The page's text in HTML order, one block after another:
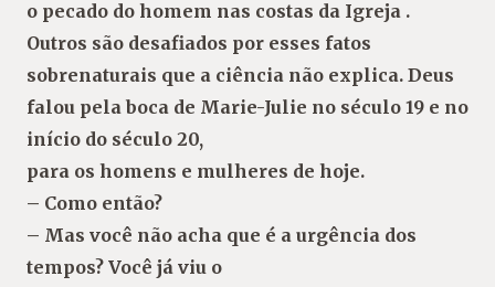
o pecado do homem nas costas da Igreja .
Outros são desafiados por esses fatos
sobrenaturais que a ciência não explica. Deus
falou pela boca de Marie-Julie no século 19 e no
início do século 20,
para os homens e mulheres de hoje.
– Como então?
– Mas você não acha que é a urgência dos
tempos? Você já viu o